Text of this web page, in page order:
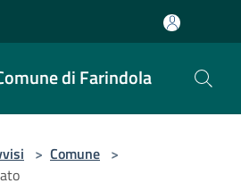
di Farindola
> Comune >